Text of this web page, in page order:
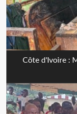
Côte d'Ivoire :